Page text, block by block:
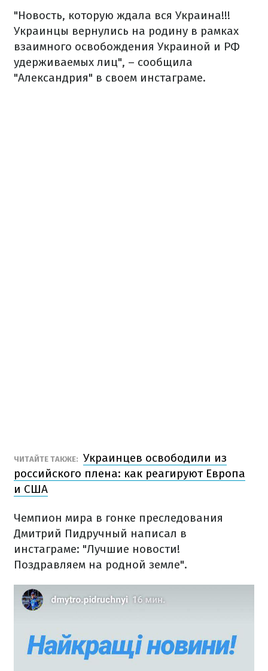
"Новость, которую ждала вся Украина!!!
Украинцы вернулись на родину в рамках
взаимного освобождения Украиной и РФ
удерживаемых лиц", – сообщила
"Александрия" в своем инстаграме.
ЧИТАЙТЕ ТАКЖЕ: Украинцев освободили из
российского плена: как реагируют Европа
и США
Чемпион мира в гонке преследования
Дмитрий Пидручный написал в
инстаграме: "Лучшие новости!
Поздравляем на родной земле".